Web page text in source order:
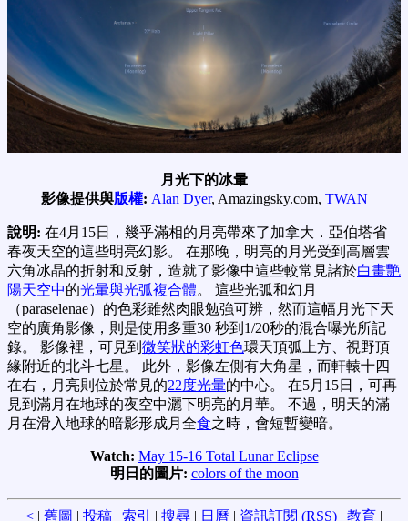
月光下的冰暈
影像提供與版權: Alan Dyer, Amazingsky.com, TWAN
說明: 在4月15日，幾乎滿相的月亮帶來了加拿大．亞伯塔省
春夜天空的這些明亮幻影。 在那晚，明亮的月光受到高層雲
六角冰晶的折射和反射，造就了影像中這些較常見諸於白畫艷
陽天空中的光暈與光弧複合體。 這些光弧和幻月
（paraselenae）的色彩雖然肉眼勉強可辨，然而這幅月光下天
空的廣角影像，則是使用多重30 秒到1/20秒的混合曝光所記
錄。 影像裡，可見到 微笑狀的彩虹色環天頂弧上方、視野頂
緣附近的北斗七星。 此外，影像左側有大角星，而軒轅十四
在右，月亮則位於常見的22度光暈的中心。 在5月15日，可再
見到滿月在地球的夜空中灑下明亮的月華。 不過，明天的滿
月在滑入地球的暗影形成月全食之時，會短暫變暗。
Watch: May 15-16 Total Lunar Eclipse
明日的圖片: colors of the moon
< | 舊圖 | 投稿 | 索引 | 搜尋 | 日曆 | 資訊訂閱 (RSS) | 教育 |